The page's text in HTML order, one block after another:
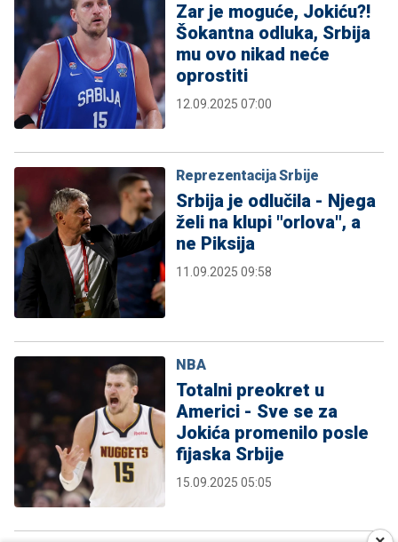
Zar je moguće, Jokiću?!
Šokantna odluka, Srbija
mu ovo nikad neće
oprostiti
12.09.2025 07:00
Reprezentacija Srbije
Srbija je odlučila - Njega
želi na klupi "orlova", a
ne Piksija
11.09.2025 09:58
NBA
Totalni preokret u
Americi - Sve se za
Jokića promenilo posle
fijaska Srbije
15.09.2025 05:05